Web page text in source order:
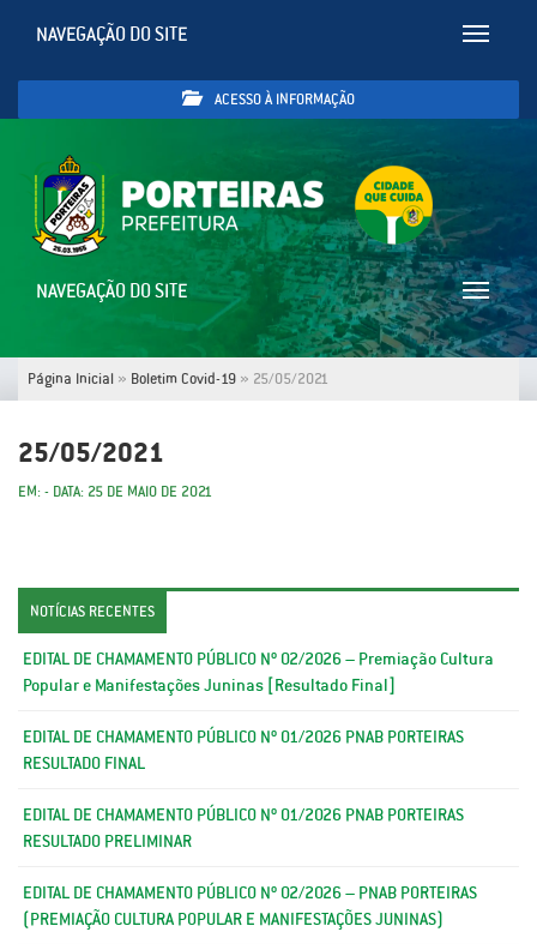
Toggle
NAVEGAÇÃO DO SITE
ACESSO À INFORMAÇÃO
Toggle
NAVEGAÇÃO DO SITE
Página Inicial » Boletim Covid-19 » 25/05/2021
25/05/2021
EM: - DATA: 25 DE MAIO DE 2021
NOTÍCIAS RECENTES
EDITAL DE CHAMAMENTO PÚBLICO Nº 02/2026 – Premiação Cultura
Popular e Manifestações Juninas [Resultado Final]
EDITAL DE CHAMAMENTO PÚBLICO Nº 01/2026 PNAB PORTEIRAS
RESULTADO FINAL
EDITAL DE CHAMAMENTO PÚBLICO Nº 01/2026 PNAB PORTEIRAS
RESULTADO PRELIMINAR
EDITAL DE CHAMAMENTO PÚBLICO Nº 02/2026 – PNAB PORTEIRAS
(PREMIAÇÃO CULTURA POPULAR E MANIFESTAÇÕES JUNINAS)